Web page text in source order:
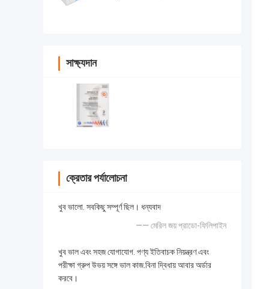
সাক্ষ্যদান
ক্রেতার পর্যালোচনা
খুব ভালো. সবকিছু সম্পূর্ণ ছিল। ধন্যবাদ
—— মেরিল জয় প্রাডো-ফিলিপাইন
খুব ভাল এবং সহজ যোগাযোগ. পণ্য ইতিবাচক নিয়ন্ত্রণ এবং
পরীক্ষা গ্রুপ উভয় সঙ্গে ভাল কাজ.বিনা দ্বিধায় আবার অর্ডার
করবে।